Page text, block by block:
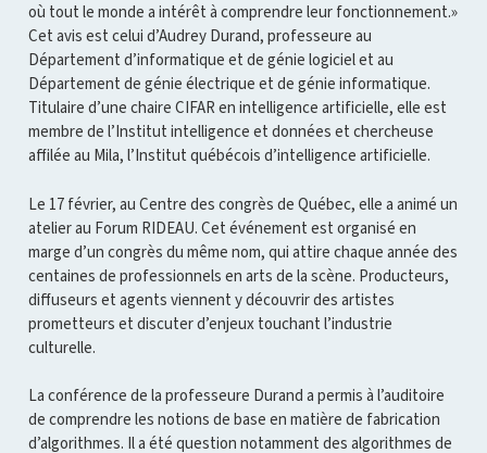
où tout le monde a intérêt à comprendre leur fonctionnement.»
Cet avis est celui d’Audrey Durand, professeure au
Département d’informatique et de génie logiciel et au
Département de génie électrique et de génie informatique.
Titulaire d’une chaire CIFAR en intelligence artificielle, elle est
membre de l’Institut intelligence et données et chercheuse
affilée au Mila, l’Institut québécois d’intelligence artificielle.
Le 17 février, au Centre des congrès de Québec, elle a animé un
atelier au Forum RIDEAU. Cet événement est organisé en
marge d’un congrès du même nom, qui attire chaque année des
centaines de professionnels en arts de la scène. Producteurs,
diffuseurs et agents viennent y découvrir des artistes
prometteurs et discuter d’enjeux touchant l’industrie
culturelle.
La conférence de la professeure Durand a permis à l’auditoire
de comprendre les notions de base en matière de fabrication
d’algorithmes. Il a été question notamment des algorithmes de